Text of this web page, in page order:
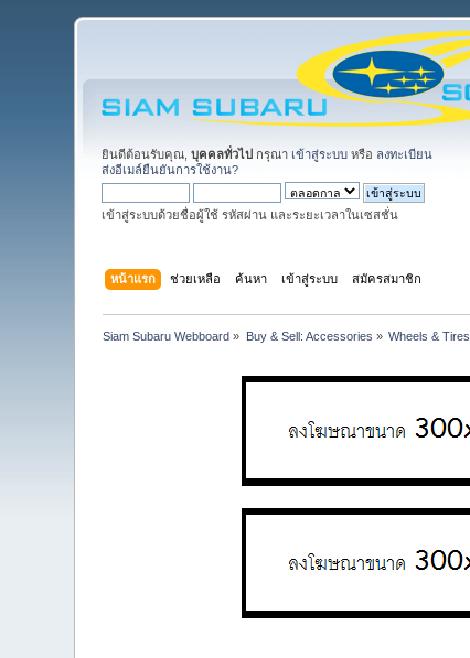
ยินดีต้อนรับคุณ,บุคคลทั่วไป กรุณา เข้าสู่ระบบ หรือ ลงทะเบียน
ส่งอีเมล์ยืนยันการใช้งาน?
เข้าสู่ระบบด้วยชื่อผู้ใช้ รหัสผ่าน และระยะเวลาในเซสชั่น
หน้าแรก ช่วยเหลือ ค้นหา เข้าสู่ระบบ สมัครสมาชิก
Siam Subaru Webboard » Buy & Sell: Accessories » Wheels & Tires